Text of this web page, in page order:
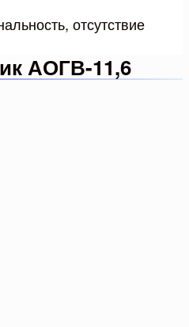
отсутствие
АОГВ-11,6